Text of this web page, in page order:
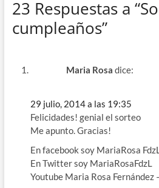
23 Respuestas a
cumpleaños”
Maria Rosa dice:
29 julio, 2014 a las 19:35
Felicidades! genial el sorteo
Me apunto. Gracias!
En facebook soy MariaRosa
En Twitter soy MariaRosaFdzL
Youtube Maria Rosa Fernández